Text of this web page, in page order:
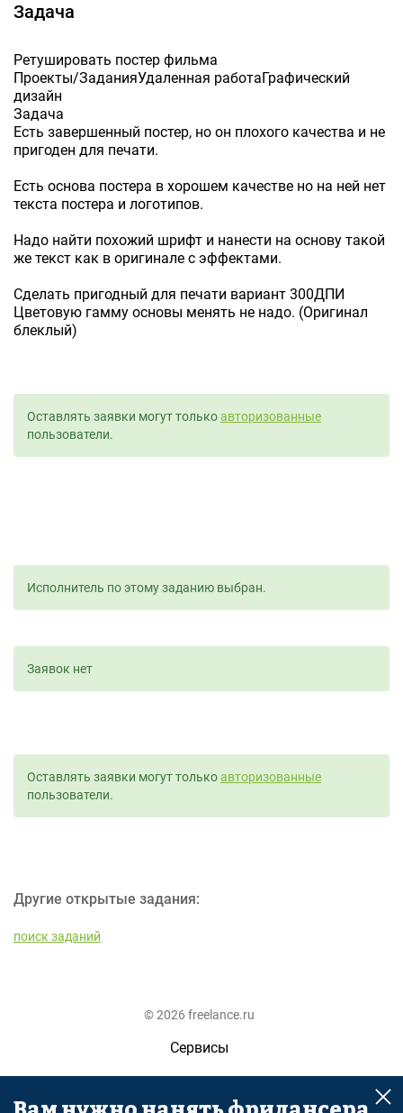
Задача
Ретушировать постер фильма
Проекты/ЗаданияУдаленная работаГрафический
дизайн
Задача
Есть завершенный постер, но он плохого качества и не
пригоден для печати.
Есть основа постера в хорошем качестве но на ней нет
текста постера и логотипов.
Надо найти похожий шрифт и нанести на основу такой
же текст как в оригинале с эффектами.
Сделать пригодный для печати вариант 300ДПИ
Цветовую гамму основы менять не надо. (Оригинал
блеклый)
Оставлять заявки могут толькоавторизованные
пользователи.
Исполнитель по этому заданию выбран.
Заявок нет
Оставлять заявки могут толькоавторизованные
пользователи.
Другие открытые задания:
поиск заданий
© 2026 freelance.ru
Сервисы
Помощь